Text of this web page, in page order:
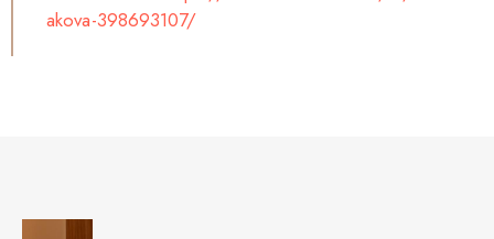
akova-398693107/